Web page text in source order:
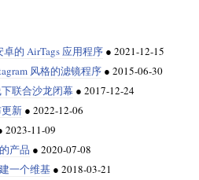
的 AirTags 应用程序 ● 2021-12-15
风格的滤镜程序 ● 2015-06-30
联合沙龙闭幕 ● 2017-12-24
新 ● 2022-12-06
2023-11-09
产品 ● 2020-07-08
一个维基 ● 2018-03-21